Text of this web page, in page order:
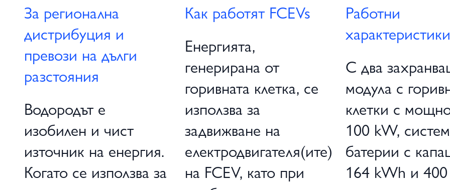
За регионална
дистрибуция и
превози на дълги
разстояния
Водородът е
изобилен и чист
източник на енергия.
Когато се използва за
Как работят FCEVs
Енергията,
генерирана от
горивната клетка, се
използва за
задвижване на
електродвигателя(ите)
на FCEV, като при
Работни
характеристики
С два
модула с
клетки с
100 kW,
батерии с
164 kWh и